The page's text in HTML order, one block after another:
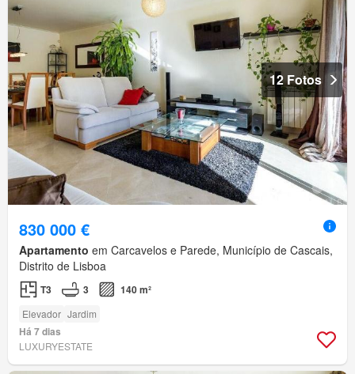
12 Fotos
830 000 €
Apartamento em Carcavelos e Parede, Município de Cascais,
Distrito de Lisboa
T3 3 140 m²
Elevador Jardim
Há 7 dias
LUXURYESTATE